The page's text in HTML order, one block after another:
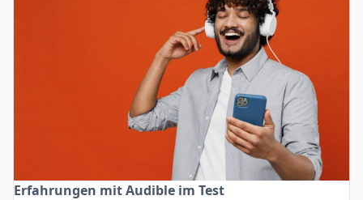
Erfahrungen mit Audible im Test